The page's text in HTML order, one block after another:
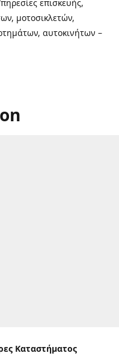
επισκευής,
μοτοσικλετών,
αυτοκινήτων –
Καταστήματος